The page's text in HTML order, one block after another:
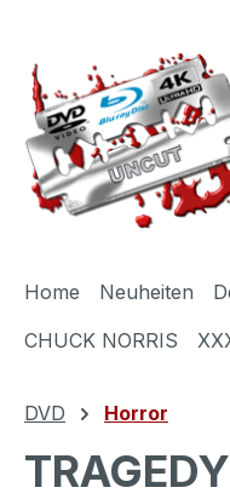
Home Neuheiten
CHUCK NORRIS
DVD Horror